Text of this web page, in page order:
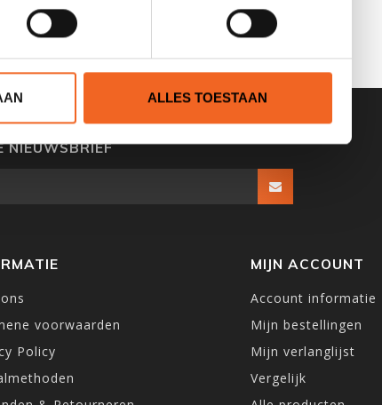
ALLES TOESTAAN
NIEUWSBRIEF
voorwaarden
Policy
MIJN ACCOUNT
Account informatie
Mijn bestellingen
Mijn verlanglijst
Vergelijk